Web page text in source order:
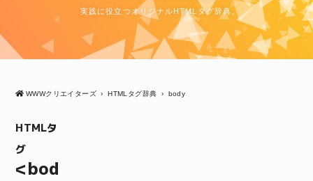
実践に役立つオリジナルHTMLタグ辞典。
WWWクリエイターズ › HTMLタグ辞典 › body
HTMLタ
グ
<body>